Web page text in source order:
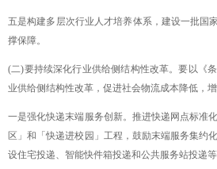
五是构建多层次行业人才培养体系，建设一批国
撑保障。
(二)要持续深化行业供给侧结构性改革。要以《
业供给侧结构性改革，促进社会物流成本降低，
一是强化快递末端服务创新。推进快递网点标准
区」和「快递进校园」工程，鼓励末端服务集约
设住宅投递、智能快件箱投递和公共服务站投递